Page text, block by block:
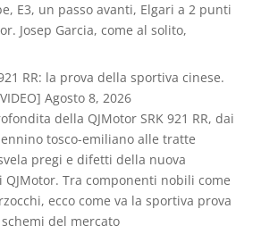
E3, un passo avanti, Elgari a 2 punti
Josep Garcia, come al solito,
RR: la prova della sportiva cinese.
Agosto 8, 2026
della QJMotor SRK 921 RR, dai
tosco-emiliano alle tratte
pregi e difetti della nuova
QJMotor. Tra componenti nobili come
ecco come va la sportiva prova
del mercato